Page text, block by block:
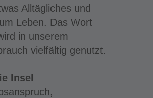
Alltägliches und
Leben. Das Wort
in unserem
vielfältig genutzt.
Insel